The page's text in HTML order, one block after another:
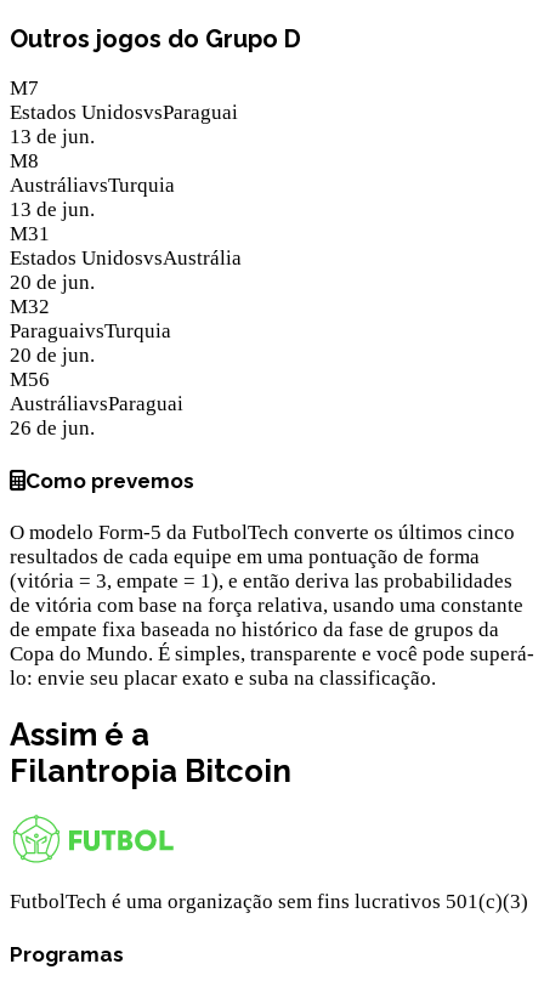
Outros jogos do Grupo D
M7
Estados UnidosvsParaguai
13 de jun.
M8
AustráliavsTurquia
13 de jun.
M31
Estados UnidosvsAustrália
20 de jun.
M32
ParaguaivsTurquia
20 de jun.
M56
AustráliavsParaguai
26 de jun.
Como prevemos
O modelo Form-5 da FutbolTech converte os últimos cinco
resultados de cada equipe em uma pontuação de forma
(vitória = 3, empate = 1), e então deriva las probabilidades
de vitória com base na força relativa, usando uma constante
de empate fixa baseada no histórico da fase de grupos da
Copa do Mundo. É simples, transparente e você pode superá-
lo: envie seu placar exato e suba na classificação.
Assim é a
Filantropia Bitcoin
FutbolTech é uma organização sem fins lucrativos 501(c)(3)
Programas